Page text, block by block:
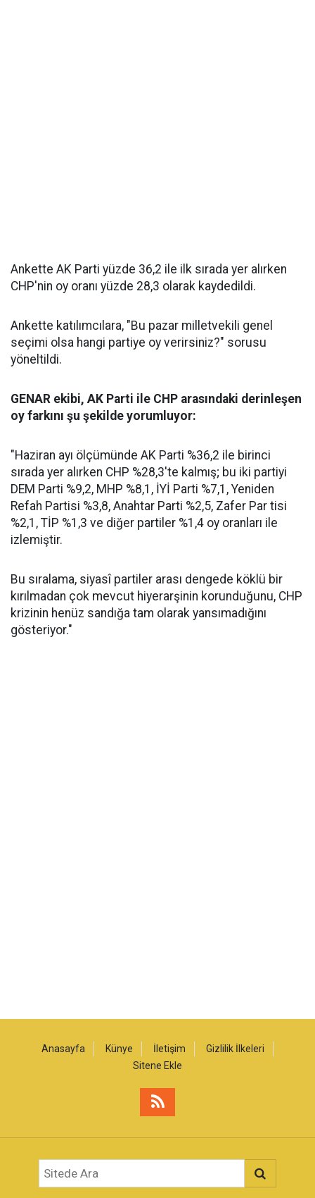
Ankette AK Parti yüzde 36,2 ile ilk sırada yer alırken
CHP'nin oy oranı yüzde 28,3 olarak kaydedildi.
Ankette katılımcılara, "Bu pazar milletvekili genel
seçimi olsa hangi partiye oy verirsiniz?" sorusu
yöneltildi.
GENAR ekibi, AK Parti ile CHP arasındaki derinleşen
oy farkını şu şekilde yorumluyor:
"Haziran ayı ölçümünde AK Parti %36,2 ile birinci
sırada yer alırken CHP %28,3'te kalmış; bu iki partiyi
DEM Parti %9,2, MHP %8,1, İYİ Parti %7,1, Yeniden
Refah Partisi %3,8, Anahtar Parti %2,5, Zafer Par tisi
%2,1, TİP %1,3 ve diğer partiler %1,4 oy oranları ile
izlemiştir.
Bu sıralama, siyasî partiler arası dengede köklü bir
kırılmadan çok mevcut hiyerarşinin korunduğunu, CHP
krizinin henüz sandığa tam olarak yansımadığını
gösteriyor."
Anasayfa Künye İletişim
Gizlilik İlkeleri
Sitene Ekle